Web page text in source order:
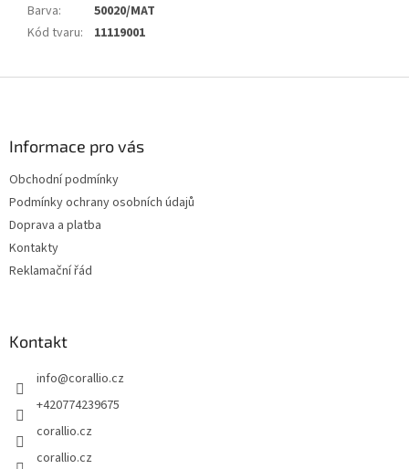
Barva:
50020/MAT
Kód tvaru: 11119001
Informace pro vás
Obchodní podmínky
Podmínky ochrany osobních údajů
Doprava a platba
Kontakty
Reklamační řád
Kontakt
info@corallio.cz
+420774239675
corallio.cz
corallio.cz